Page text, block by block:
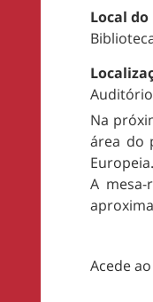
Local do
Auditório
Na
área do
Europeia.
A
Acede